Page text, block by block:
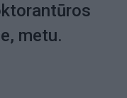
metu.